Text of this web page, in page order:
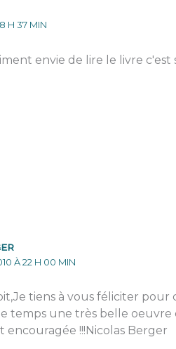
H 37 MIN
envie de lire le livre c'est
À 22 H 00 MIN
tiens à vous féliciter
temps une très belle oeuvre
!!!Nicolas Berger